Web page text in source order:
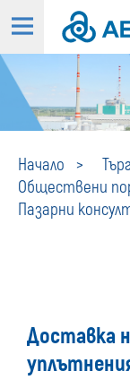
Начало
Обществени
Пазарни
Доставка